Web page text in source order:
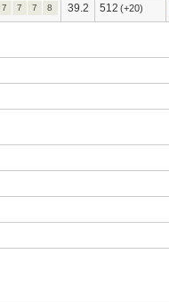
7 7 7 8 39.2 512 (+20)